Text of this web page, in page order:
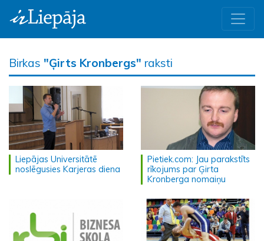
Birkas "Ģirts Kronbergs" raksti
Liepājas Universitātē
noslēgusies Karjeras diena
Pietiek.com: Jau parakstīts
rīkojums par Ģirta
Kronberga nomaiņu